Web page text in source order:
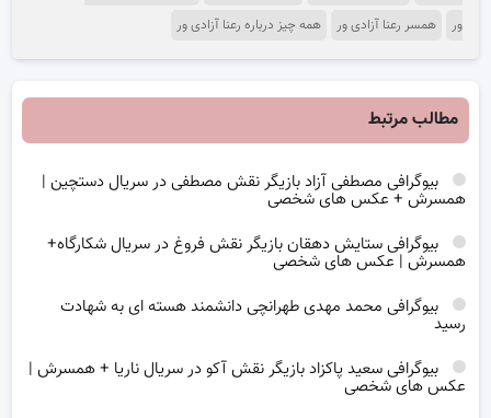
ور
همسر رعنا آزادی ور همه چیز درباره رعنا آزادی ور
مطالب مرتبط
بیوگرافی مصطفی آزاد بازیگر نقش مصطفی در سریال دستچین |
همسرش + عکس های شخصی
بیوگرافی ستایش دهقان بازیگر نقش فروغ در سریال شکارگاه+
همسرش | عکس های شخصی
بیوگرافی محمد مهدی طهرانچی دانشمند هسته ای به شهادت
رسید
بیوگرافی سعید پاکزاد بازیگر نقش آکو در سریال ناریا + همسرش |
عکس های شخصی